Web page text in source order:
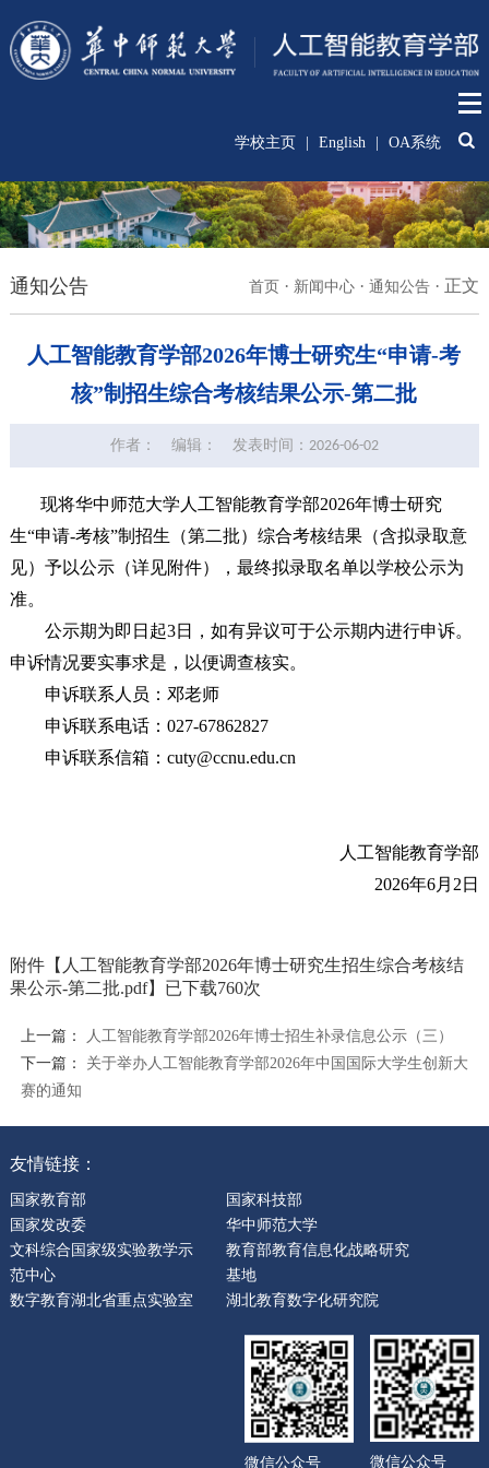
学校主页 English OA系统
通知公告 首页 · 新闻中心 ·通知公告 · 正文
人工智能教育学部2026年博士研究生“申请-考
核”制招生综合考核结果公示-第二批
作者： 编辑： 发表时间：2026-06-02
现将华中师范大学人工智能教育学部2026年博士研究
生“申请-考核”制招生（第二批）综合考核结果（含拟录取意
见）予以公示（详见附件），最终拟录取名单以学校公示为
准。
公示期为即日起3日，如有异议可于公示期内进行申诉。
申诉情况要实事求是，以便调查核实。
申诉联系人员：邓老师
申诉联系电话：027-67862827
申诉联系信箱：cuty@ccnu.edu.cn
人工智能教育学部
2026年6月2日
附件【 人工智能教育学部2026年博士研究生招生综合考核结
果公示-第二批.pdf】已下载760次
上一篇：
人工智能教育学部2026年博士招生补录信息公示（三）
下一篇： 关于举办人工智能教育学部2026年中国国际大学生创新大
赛的通知
友情链接：
国家教育部
国家科技部
国家发改委
华中师范大学
文科综合国家级实验教学示
范中心
教育部教育信息化战略研究
基地
数字教育湖北省重点实验室
湖北教育数字化研究院
微信公众号 微信公众号